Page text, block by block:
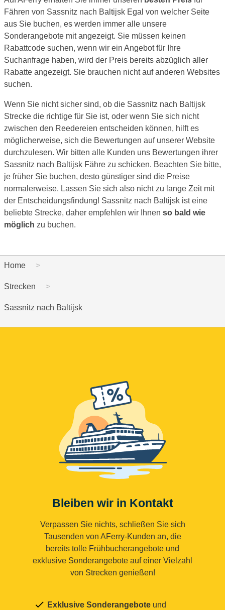
Fähren von Sassnitz nach Baltijsk Egal von welcher Seite
aus Sie buchen, es werden immer alle unsere
Sonderangebote mit angezeigt. Sie müssen keinen
Rabattcode suchen, wenn wir ein Angebot für Ihre
Suchanfrage haben, wird der Preis bereits abzüglich aller
Rabatte angezeigt. Sie brauchen nicht auf anderen Websites
suchen.
Wenn Sie nicht sicher sind, ob die Sassnitz nach Baltijsk
Strecke die richtige für Sie ist, oder wenn Sie sich nicht
zwischen den Reedereien entscheiden können, hilft es
möglicherweise, sich die Bewertungen auf unserer Website
durchzulesen. Wir bitten alle Kunden uns Bewertungen ihrer
Sassnitz nach Baltijsk Fähre zu schicken. Beachten Sie bitte,
je früher Sie buchen, desto günstiger sind die Preise
normalerweise. Lassen Sie sich also nicht zu lange Zeit mit
der Entscheidungsfindung! Sassnitz nach Baltijsk ist eine
beliebte Strecke, daher empfehlen wir Ihnen so bald wie
möglich zu buchen.
Home
Strecken
Sassnitz nach Baltijsk
Bleiben wir in Kontakt
Verpassen Sie nichts, schließen Sie sich
Tausenden von AFerry-Kunden an, die
bereits tolle Frühbucherangebote und
exklusive Sonderangebote auf einer Vielzahl
von Strecken genießen!
Exklusive Sonderangebote und